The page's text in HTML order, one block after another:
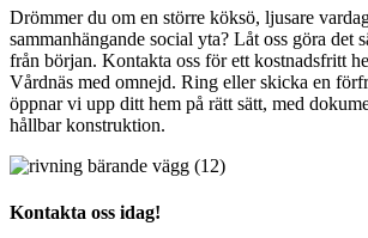
Drömmer du om en större köksö, ljusare
sammanhängande social yta? Låt oss göra det
från början. Kontakta oss för ett kostnadsfritt
Vårdnäs med omnejd. Ring eller skicka en
öppnar vi upp ditt hem på rätt sätt, med
hållbar konstruktion.
Kontakta oss idag!